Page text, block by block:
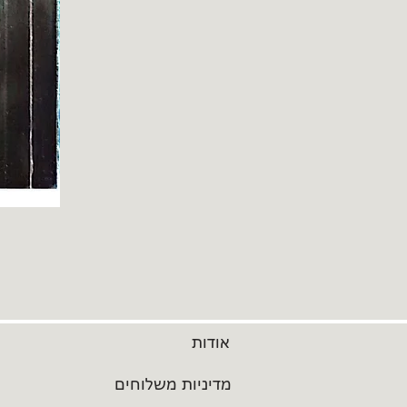
אודות
מדיניות משלוחים